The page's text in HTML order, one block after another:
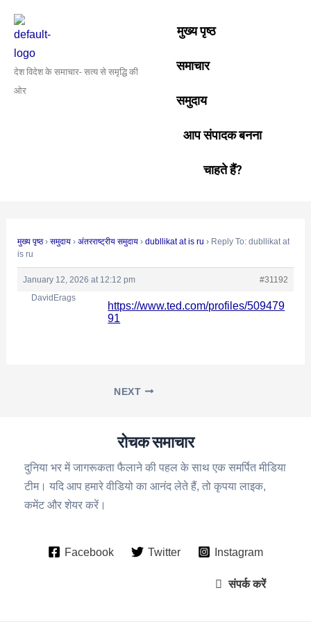
content
देश विदेश के समाचार- सत्य से समृद्धि की
ओर
मुख्य पृष्ठ
समाचार
समुदाय
आप संपादक बनना
चाहते हैं?
मुख्य पृष्ठ › समुदाय › अंतरराष्ट्रीय समुदाय › dubllikat at is ru › Reply To: dubllikat at
is ru
January 12, 2026 at 12:12 pm
#31192
DavidErags
https://www.ted.com/profiles/509479
91
navigation
NEXT
रोचक समाचार
दुनिया भर में जागरूकता फैलाने की पहल के साथ एक समर्पित मीडिया
टीम। यदि आप हमारे वीडियो का आनंद लेते हैं, तो कृपया लाइक,
कमेंट और शेयर करें।
Facebook Twitter Instagram
संपर्क करें